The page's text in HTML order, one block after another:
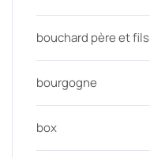
bouchard père et fils
bourgogne
box